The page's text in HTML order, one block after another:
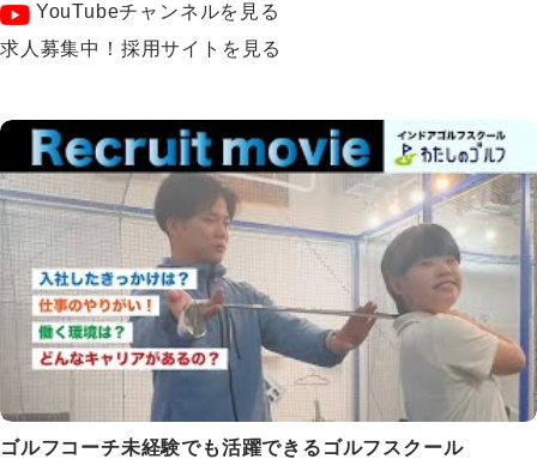
YouTubeチャンネルを見る
求人募集中！採用サイトを見る
ゴルフコーチ未経験でも活躍できるゴルフスクール